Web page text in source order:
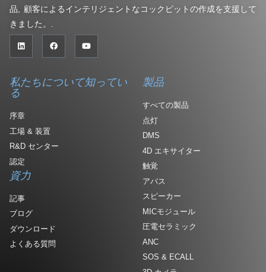
品, 顧客によるインテリジェントなコックピットの作成を支援して
きました。.
私たちについて知ってい
る
序章
工場 & 装置
R&D センター
認定
製品
すべての製品
点灯
DMS
4D エキサイター
触覚
アバス
スピーカー
MICモジュール
圧電セラミック
ANC
SOS & ECALL
資力
記事
ブログ
ダウンロード
よくある質問